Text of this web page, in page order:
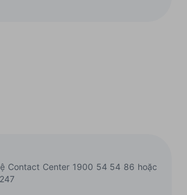
Contact Center 1900 54 54 86 hoặc